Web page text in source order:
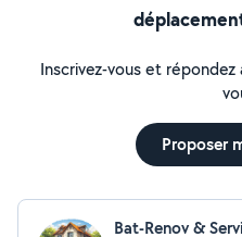
Inscrivez-vous et
Proposer
Bat-Renov &